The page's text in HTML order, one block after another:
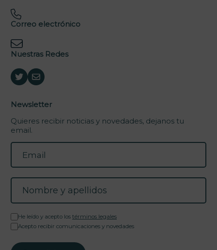
Correo electrónico
Nuestras Redes
Newsletter
Quieres recibir noticias y novedades, dejanos tu
email.
He leído y acepto los términos legales
Acepto recibir comunicaciones y novedades